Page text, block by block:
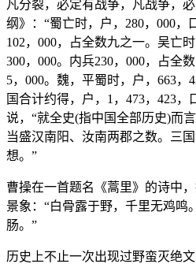
凡分裂，必定有战争，凡战争，
纲》：“蜀亡时，户，280，000，
102，000，占全数九之一。吴亡
300，000。内兵230，000，占全
5，000。魏，平蜀时，户，663，
国合计约得，户，1，473，423，
说，“就全史(指中国全部历史)而
当盛汉南阳、汝南两郡之数。三
想。”
曹操在一首题名《蒿里》的诗中
景象：“白骨露于野，千里无鸡鸣
肠。”
历史上不止一次出现过野蛮灭绝